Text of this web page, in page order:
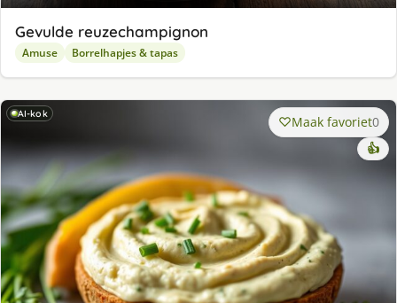
Gevulde reuzechampignon
Amuse Borrelhapjes & tapas
AI-kok Maak favoriet0
👍